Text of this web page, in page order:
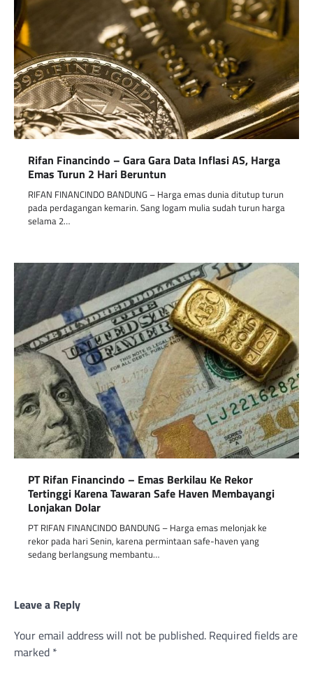
Rifan Financindo – Gara Gara Data Inflasi AS, Harga
Emas Turun 2 Hari Beruntun
RIFAN FINANCINDO BANDUNG – Harga emas dunia ditutup turun
pada perdagangan kemarin. Sang logam mulia sudah turun harga
selama 2…
PT Rifan Financindo – Emas Berkilau Ke Rekor
Tertinggi Karena Tawaran Safe Haven Membayangi
Lonjakan Dolar
PT RIFAN FINANCINDO BANDUNG – Harga emas melonjak ke
rekor pada hari Senin, karena permintaan safe-haven yang
sedang berlangsung membantu…
Leave a Reply
Your email address will not be published. Required fields are
marked *